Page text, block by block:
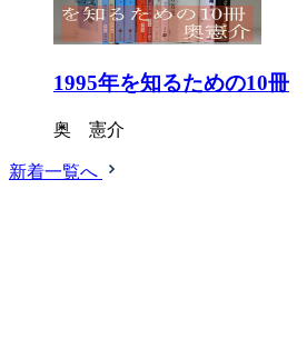
1995年を知るための10冊
奥 憲介
新着一覧へ